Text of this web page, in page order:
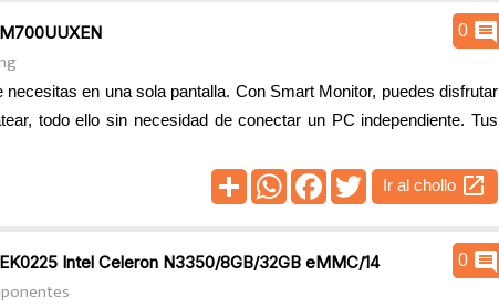
0 comment
en una sola pantalla. Con Smart Monitor, puedes disfrutar
todo ello sin necesidad de conectar un PC independiente. Tus
Ir al chollo open_in_new
0 comment
Intel Celeron N3350/8GB/32GB eMMC/14